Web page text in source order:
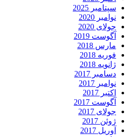
سپتامبر 2025
نوامبر 2020
جولای 2020
آگوست 2019
مارس 2018
فوریه 2018
ژانویه 2018
دسامبر 2017
نوامبر 2017
اکتبر 2017
آگوست 2017
جولای 2017
ژوئن 2017
آوریل 2017